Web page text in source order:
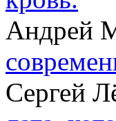
Андрей
Сергей